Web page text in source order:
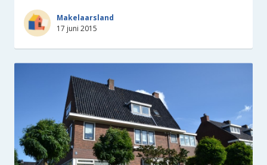
Makelaarsland
17 juni 2015